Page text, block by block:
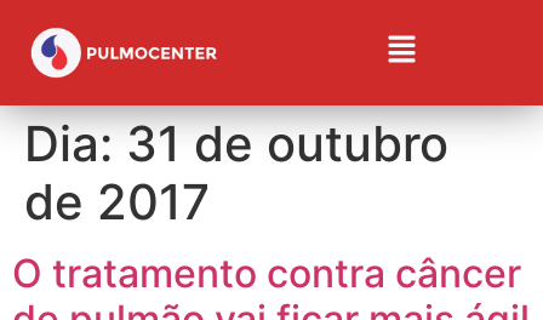
Dia:31 de outubro
de 2017
O tratamento contra câncer